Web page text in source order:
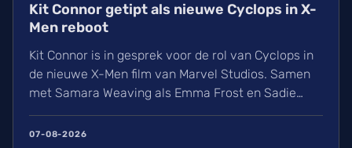
Kit Connor getipt als nieuwe Cyclops in X-
Men reboot
Kit Connor is in gesprek voor de rol van Cyclops in
de nieuwe X-Men film van Marvel Studios. Samen
met Samara Weaving als Emma Frost en Sadie
Sink als Jean Grey krijgt het nieuwe
mutantenteam stilaan vorm. Wij kijken uit naar
07-08-2026